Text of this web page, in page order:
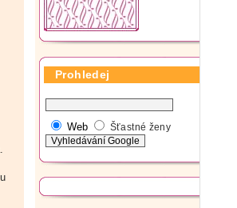
Prohledej
Web Šťastné ženy